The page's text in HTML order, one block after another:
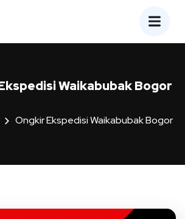
Waikabubak Bogor
Ongkir Ekspedisi Waikabubak Bogor